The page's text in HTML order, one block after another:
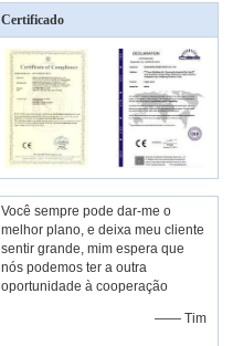
Certificado
Você sempre pode dar-me o
melhor plano, e deixa meu cliente
sentir grande, mim espera que
nós podemos ter a outra
oportunidade à cooperação
—— Tim